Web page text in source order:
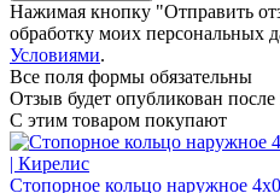
Нажимая кнопку "Отправить
обработку моих персональных
Условиями.
Все поля формы обязательны
Отзыв будет опубликован
С этим товаром покупают
Стопорное кольцо наружное